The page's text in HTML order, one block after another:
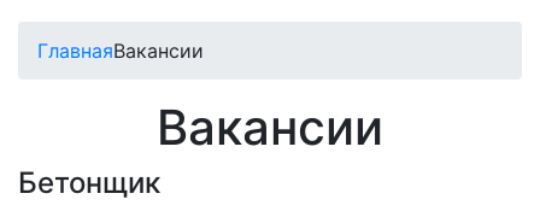
ГлавнаяВакансии
Вакансии
Бетонщик